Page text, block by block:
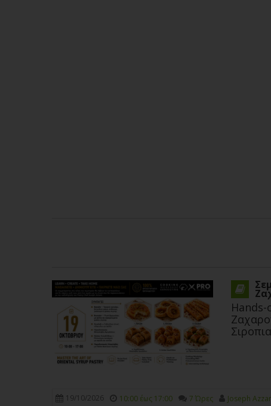
Hands-
19/10/2026 10:00 έως 17:00 7 Ώρες Joseph